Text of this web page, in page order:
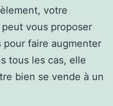
votre
vous proposer
faire augmenter
tous les cas, elle
bien se vende à un